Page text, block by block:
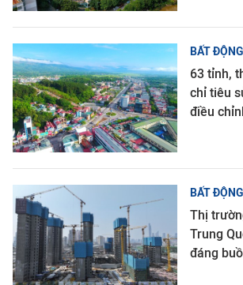
BẤT
63 tỉnh,
chỉ tiêu
điều
BẤT
Thị
Trung
đáng